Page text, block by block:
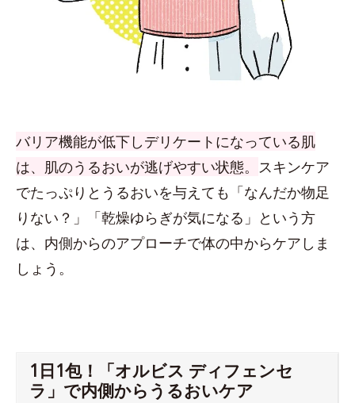
バリア機能が低下しデリケートになっている肌
は、肌のうるおいが逃げやすい状態。
スキンケア
でたっぷりとうるおいを与えても「なんだか物足
りない？」「乾燥ゆらぎが気になる」という方
は、内側からのアプローチで体の中からケアしま
しょう。
1日1包！「オルビス ディフェンセ
ラ」で内側からうるおいケア